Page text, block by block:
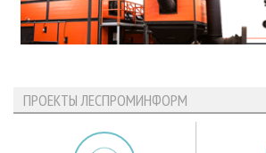
ПРОЕКТЫ ЛЕСПРОМИНФОРМ